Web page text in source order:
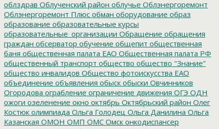
облздрав Облученский район облучье Облэнергоремонт
Облэнергоремонт Плюс обман оборудование образ
образование образовательные курсы
образовательные_организации Обращение обращения
граждан обсерватор обучение общепит общественная
баня общественная палата ЕАО Общественная палата РФ
общественный транспорт общество общество "Знание"
общество инвалидов Общество фотоискусства ЕАО
объединение объявления обыск обыски Овчинников
Огородова ограбление ограничение движения ОГЭ ОДН
ожоги озеленение окно октябрь Октябрьский район Олег
Костюк олимпиада Ольга Голодец Ольга Данилина Ольга
Казанская ОМОН ОМП ОМС Омск онкодиспансер